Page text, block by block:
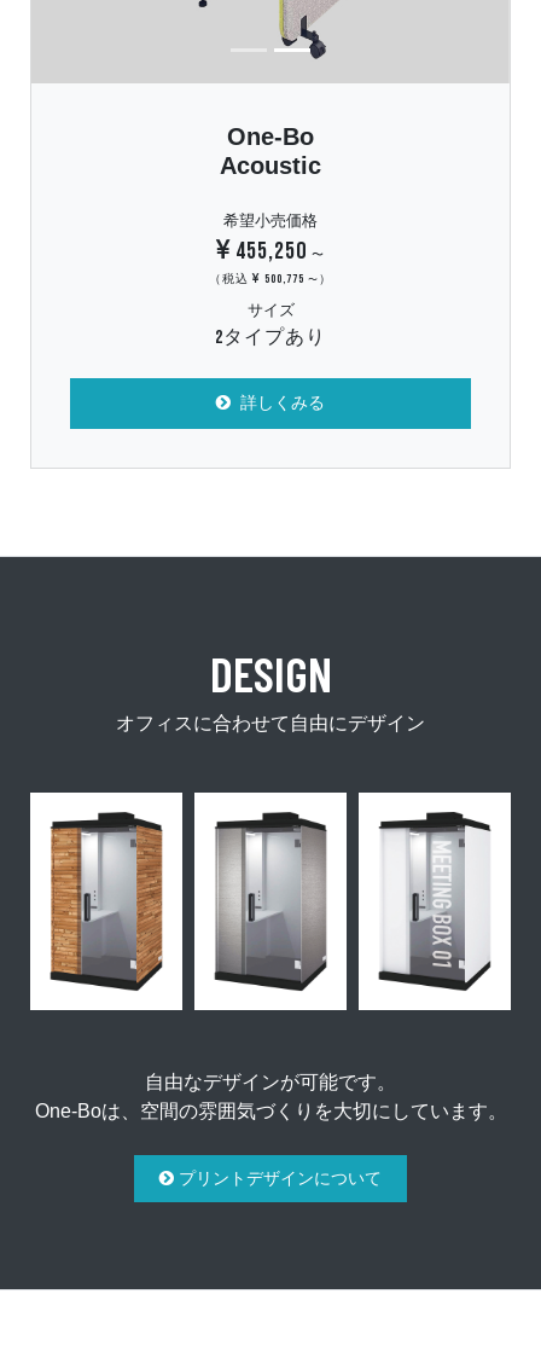
One-Bo
Acoustic
希望小売価格
455,250 〜
（税込
500,775 〜 ）
サイズ
2タイプあり
詳しくみる
DESIGN
オフィスに合わせて自由にデザイン
自由なデザインが可能です。
One-Boは、空間の雰囲気づくりを大切にしています。
プリントデザインについて